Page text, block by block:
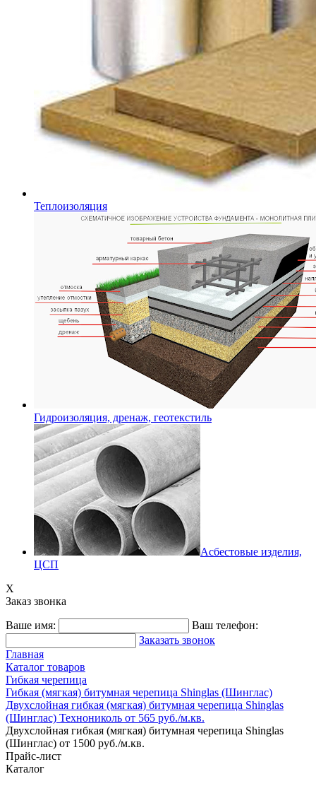
Теплоизоляция
Гидроизоляция, дренаж, геотекстиль
Асбестовые изделия,
ЦСП
X
Заказ звонка
Ваше имя:
Ваш телефон:
Заказать звонок
Главная
Каталог товаров
Гибкая черепица
Гибкая (мягкая) битумная черепица Shinglas (Шинглас)
Двухслойная гибкая (мягкая) битумная черепица Shinglas
(Шинглас) Технониколь от 565 руб./м.кв.
Двухслойная гибкая (мягкая) битумная черепица Shinglas
(Шинглас) от 1500 руб./м.кв.
Прайс-лист
Каталог